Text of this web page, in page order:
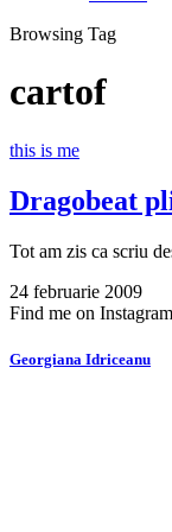
Browsing Tag
cartof
this is me
Dragobeat
Tot am zis ca scriu
24 februarie 2009
Find me on Instagram
Georgiana Idriceanu